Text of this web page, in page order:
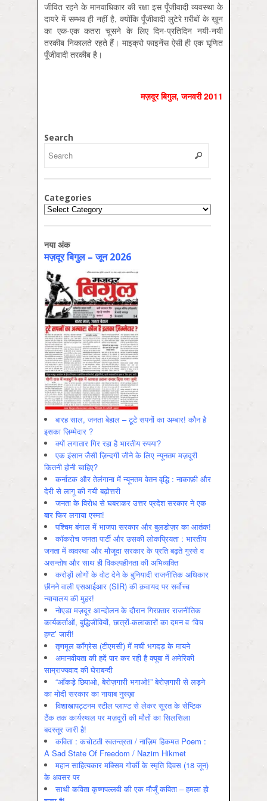
जीवित रहने के मानवाधिकार की रक्षा इस पूँजीवादी व्यवस्था के
दायरे में सम्भव ही नहीं है, क्योंकि पूँजीवादी लुटेरे ग़रीबों के ख़ून
का एक-एक कतरा चूसने के लिए दिन-प्रतिदिन नयी-नयी
तरकीब निकालते रहते हैं। माइक्रो फाइनेंस ऐसी ही एक घृणित
पूँजीवादी तरकीब है।
मज़दूर बिगुल, जनवरी 2011
Search
Categories
Categories
नया अंक
मज़दूर बिगुल – जून 2026
बारह साल, जनता बेहाल – टूटे सपनों का अम्बार! कौन है
इसका ज़िम्मेदार ?
क्यों लगातार गिर रहा है भारतीय रुपया?
एक इंसान जैसी ज़िन्दगी जीने के लिए न्यूनतम मज़दूरी
कितनी होनी चाहिए?
कर्नाटक और तेलंगाना में न्यूनतम वेतन वृद्धि : नाकाफ़ी और
देरी से लागू की गयी बढ़ोत्तरी
जनता के विरोध से घबराकर उत्तर प्रदेश सरकार ने एक
बार फिर लगाया एस्मा!
पश्चिम बंगाल में भाजपा सरकार और बुलडोज़र का आतंक!
कॉकरोच जनता पार्टी और उसकी लोकप्रियता : भारतीय
जनता में व्‍यवस्‍था और मौजूदा सरकार के प्रति बढ़ते गुस्‍से व
असन्‍तोष और साथ ही विकल्‍पहीनता की अभिव्‍यक्ति
करोड़ों लोगों के वोट देने के बुनियादी राजनीतिक अधिकार
छीनने वाली एसआईआर (SIR) की क़वायद पर सर्वोच्च
न्यायालय की मुहर!
नोएडा मज़दूर आन्दोलन के दौरान गिरफ़्तार राजनीतिक
कार्यकर्ताओं, बुद्धिजीवियों, छात्रों-कलाकारों का दमन व ‘विच
हण्ट’ जारी!
तृणमूल काँग्रेस (टीएमसी) में मची भगदड़ के मायने
अमानवीयता की हदें पार कर रही है क्यूबा में अमेरिकी
साम्राज्यवाद की घेराबन्दी
“आँकड़े छिपाओ, बेरोज़गारी भगाओ!” बेरोज़गारी से लड़ने
का मोदी सरकार का नायाब नुस्ख़ा
विशाखापट्टनम स्टील प्लाण्ट से लेकर सूरत के सेप्टिक
टैंक तक कार्यस्थल पर मज़दूरों की मौतों का सिलसिला
बदस्तूर जारी है!
कविता : कचोटती स्वतन्त्रता / नाज़िम हिकमत Poem :
A Sad State Of Freedom / Nazim Hikmet
महान साहित्यकार मक्सिम गोर्की के स्मृति दिवस (18 जून)
के अवसर पर
साथी कविता कृष्णपल्लवी की एक मौजूँ कविता – हमला हो